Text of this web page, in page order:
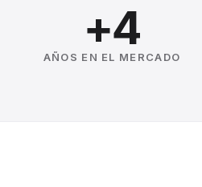
+4
AÑOS EN EL MERCADO